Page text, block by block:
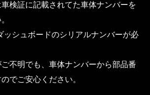
検証に記載されてた車体ナンバーを
ッシュボードのシリアルナンバーが必
不明でも、車体ナンバーから部品番
でご安心ください。